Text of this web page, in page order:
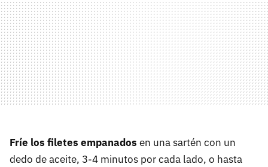
Fríe los filetes empanados en una sartén con un
dedo de aceite, 3-4 minutos por cada lado, o hasta